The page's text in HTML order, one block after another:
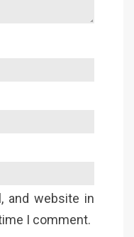
and website in
I comment.